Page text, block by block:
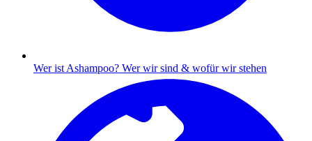
Wer ist Ashampoo? Wer wir sind & wofür wir stehen